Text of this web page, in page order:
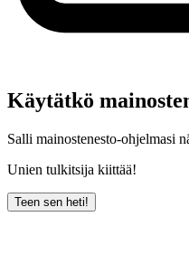
Käytätkö
Salli mainostenesto-ohjelmasi
Unien tulkitsija kiittää!
Teen sen heti!